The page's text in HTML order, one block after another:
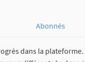
Abonnés
dans la